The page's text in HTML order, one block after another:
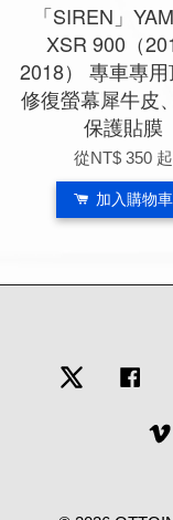
「SIREN」
XSR 900（
2018） 專車專
修復螢幕犀牛皮
保護貼膜
從NT$ 350 起
加入購物車
Twitter